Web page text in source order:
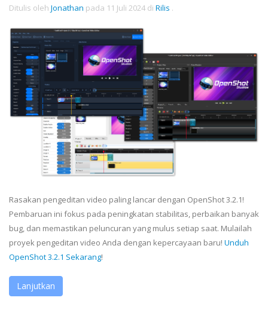
Ditulis oleh Jonathan pada 11 Juli 2024 di Rilis .
Rasakan pengeditan video paling lancar dengan OpenShot 3.2.1!
Pembaruan ini fokus pada peningkatan stabilitas, perbaikan banyak
bug, dan memastikan peluncuran yang mulus setiap saat. Mulailah
proyek pengeditan video Anda dengan kepercayaan baru! Unduh
OpenShot 3.2.1 Sekarang!
Lanjutkan